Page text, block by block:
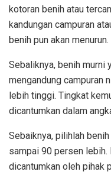
kotoran benih atau
kandungan campuran
benih pun akan menurun.
Sebaliknya, benih murni
mengandung campuran
lebih tinggi. Tingkat
dicantumkan dalam
Sebaiknya, pilihlah
sampai 90 persen
dicantumkan oleh pihak